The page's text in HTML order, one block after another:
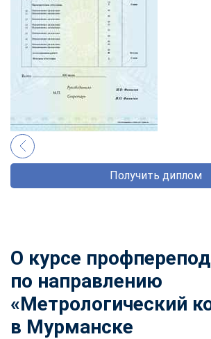
Получить диплом
О курсе
по направлению
«Метрологический
в Мурманске